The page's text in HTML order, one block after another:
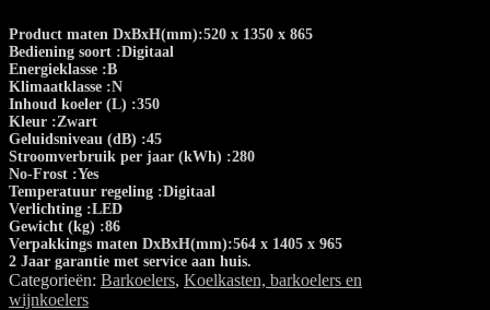
Product maten DxBxH(mm):520 x 1350 x 865
Bediening soort :Digitaal
Energieklasse :B
Klimaatklasse :N
Inhoud koeler (L) :350
Kleur :Zwart
Geluidsniveau (dB) :45
Stroomverbruik per jaar (kWh) :280
No-Frost :Yes
Temperatuur regeling :Digitaal
Verlichting :LED
Gewicht (kg) :86
Verpakkings maten DxBxH(mm):564 x 1405 x 965
2 Jaar garantie met service aan huis.
Categorieën: Barkoelers, Koelkasten, barkoelers en
wijnkoelers